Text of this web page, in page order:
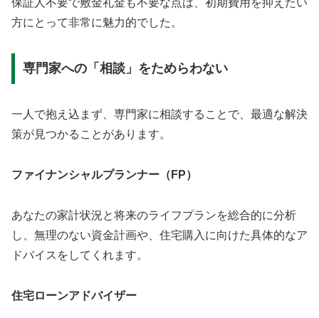
方にとって非常に魅力的でした。
専門家への「相談」をためらわない
一人で抱え込まず、専門家に相談することで、最適な解決
策が見つかることがあります。
ファイナンシャルプランナー（FP）
あなたの家計状況と将来のライフプランを総合的に分析
し、無理のない資金計画や、住宅購入に向けた具体的なア
ドバイスをしてくれます。
住宅ローンアドバイザー